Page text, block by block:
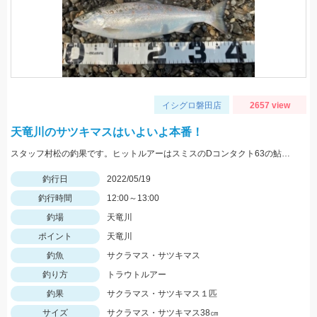
イシグロ磐田店 2657 view
天竜川のサツキマスはいよいよ本番！
スタッフ村松の釣果です。ヒットルアーはスミスのDコンタクト63の鮎カラー。
釣行日
2022/05/19
釣行時間
12:00～13:00
釣場
天竜川
ポイント
天竜川
釣魚
サクラマス・サツキマス
釣り方
トラウトルアー
釣果
サクラマス・サツキマス１匹
サイズ
サクラマス・サツキマス38㎝